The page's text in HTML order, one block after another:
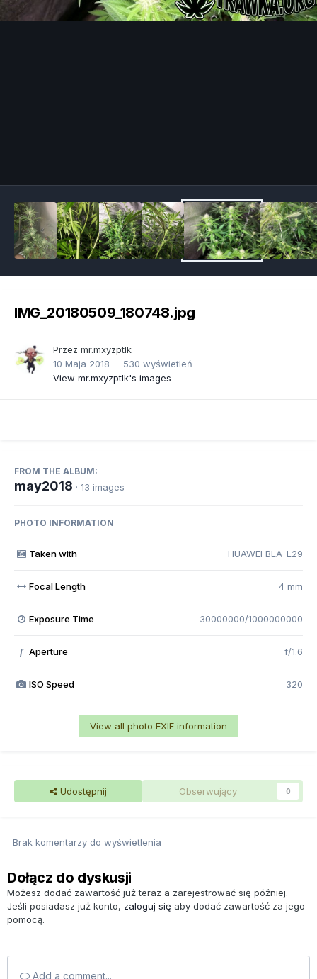
IMG_20180509_180748.jpg
Przez mr.mxyzptlk
10 Maja 2018
530 wyświetleń
View mr.mxyzptlk's images
FROM THE ALBUM:
may2018 · 13 images
PHOTO INFORMATION
Taken with HUAWEI BLA-L29
Focal Length 4 mm
Exposure Time 30000000/1000000000
f Aperture f/1.6
ISO Speed 320
View all photo EXIF information
Udostępnij Obserwujący 0
Brak komentarzy do wyświetlenia
Dołącz do dyskusji
Możesz dodać zawartość już teraz a zarejestrować się później.
Jeśli posiadasz już konto, zaloguj się aby dodać zawartość za jego
pomocą.
Add a comment...